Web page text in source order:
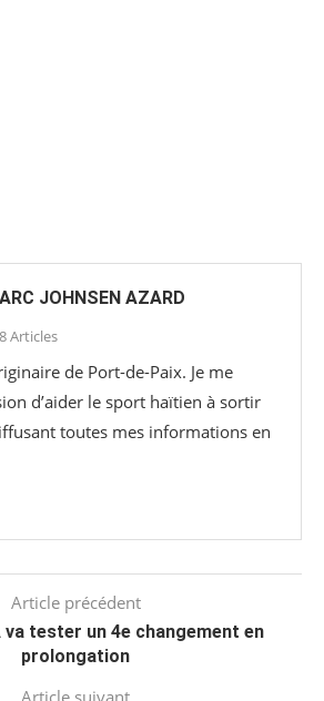
JOHNSEN AZARD
Articles
de Port-de-Paix. Je me
d’aider le sport haïtien à sortir
toutes mes informations en
Article précédent
va tester un 4e changement en
prolongation
Article suivant